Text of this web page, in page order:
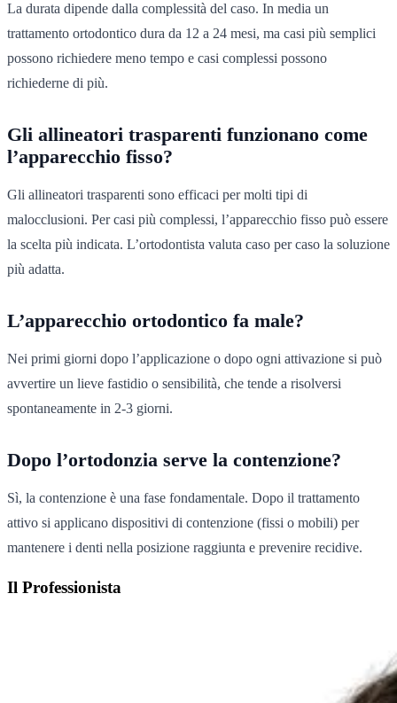
La durata dipende dalla complessità del caso. In media un
trattamento ortodontico dura da 12 a 24 mesi, ma casi più semplici
possono richiedere meno tempo e casi complessi possono
richiederne di più.
Gli allineatori trasparenti funzionano come
l’apparecchio fisso?
Gli allineatori trasparenti sono efficaci per molti tipi di
malocclusioni. Per casi più complessi, l’apparecchio fisso può essere
la scelta più indicata. L’ortodontista valuta caso per caso la soluzione
più adatta.
L’apparecchio ortodontico fa male?
Nei primi giorni dopo l’applicazione o dopo ogni attivazione si può
avvertire un lieve fastidio o sensibilità, che tende a risolversi
spontaneamente in 2-3 giorni.
Dopo l’ortodonzia serve la contenzione?
Sì, la contenzione è una fase fondamentale. Dopo il trattamento
attivo si applicano dispositivi di contenzione (fissi o mobili) per
mantenere i denti nella posizione raggiunta e prevenire recidive.
Il Professionista